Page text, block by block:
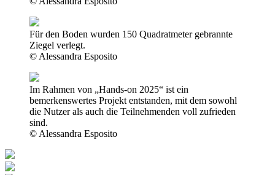
Für den Boden wurden 150 Quadratmeter gebrannte
Ziegel verlegt.
© Alessandra Esposito
Im Rahmen von „Hands-on 2025“ ist ein
bemerkenswertes Projekt entstanden, mit dem sowohl
die Nutzer als auch die Teilnehmenden voll zufrieden
sind.
© Alessandra Esposito